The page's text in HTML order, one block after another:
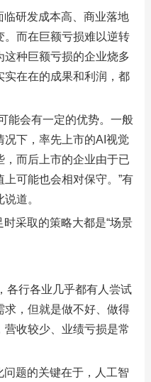
研发成本高、商业落地
而在巨额亏损难以逆转
这种巨额亏损的企业烧多
实在在的成果和利润，都
能会有一定的优势。一般
下，率先上市的AI视觉
而后上市的企业由于已
可能也会相对保守。”有
道。
采取的策略大都是“场景
各行各业几乎都有人尝试
，但就是做不好、做得
收较少、业绩亏损是常
题的关键在于，人工智